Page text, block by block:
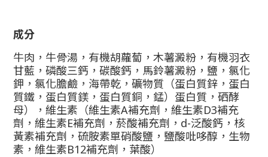
成分
牛肉，牛骨湯，有機胡蘿蔔，木薯澱粉，有機羽衣
甘藍，磷酸三鈣，碳酸鈣，馬鈴薯澱粉，鹽，氯化
鉀，氯化膽鹼，海帶乾，礦物質（蛋白質鋅，蛋白
質鐵，蛋白質鎂，蛋白質銅，錳）蛋白質，硒酵
母），維生素（維生素A補充劑，維生素D3補充
劑，維生素E補充劑，菸酸補充劑，d-泛酸鈣，核
黃素補充劑，硫胺素單硝酸鹽，鹽酸吡哆醇，生物
素，維生素B12補充劑，葉酸）